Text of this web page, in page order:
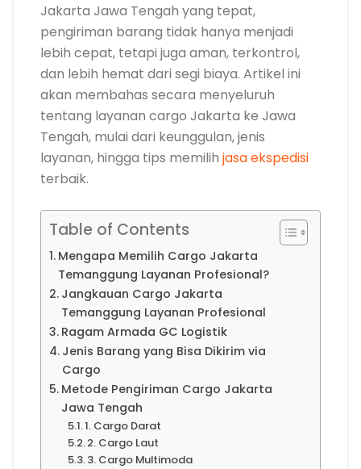
Jakarta Jawa Tengah yang tepat,
pengiriman barang tidak hanya menjadi
lebih cepat, tetapi juga aman, terkontrol,
dan lebih hemat dari segi biaya. Artikel ini
akan membahas secara menyeluruh
tentang layanan cargo Jakarta ke Jawa
Tengah, mulai dari keunggulan, jenis
layanan, hingga tips memilih jasa ekspedisi
terbaik.
Table of Contents
Mengapa Memilih Cargo Jakarta
Temanggung Layanan Profesional?
Jangkauan Cargo Jakarta
Temanggung Layanan Profesional
Ragam Armada GC Logistik
Jenis Barang yang Bisa Dikirim via
Cargo
Metode Pengiriman Cargo Jakarta
Jawa Tengah
1. Cargo Darat
2. Cargo Laut
3. Cargo Multimoda